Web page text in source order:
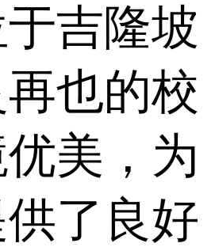
吉隆坡
也的校
美，为
了良好